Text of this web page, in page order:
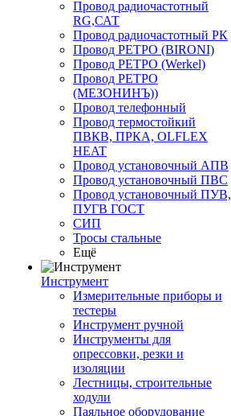
Провод радиочастотный
RG,САТ
Провод радиочастотный РК
Провод РЕТРО (BIRONI)
Провод РЕТРО (Werkel)
Провод РЕТРО
(МЕЗОНИНЪ))
Провод телефонный
Провод термостойкий
ПВКВ, ПРКА, OLFLEX
HEAT
Провод установочный АПВ
Провод установочный ПВС
Провод установочный ПУВ,
ПУГВ ГОСТ
СИП
Тросы стальные
Ещё
Инструмент
Измерительные приборы и
тестеры
Инструмент ручной
Инструменты для
опрессовки, резки и
изоляции
Лестницы, строительные
ходули
Паяльное оборудование